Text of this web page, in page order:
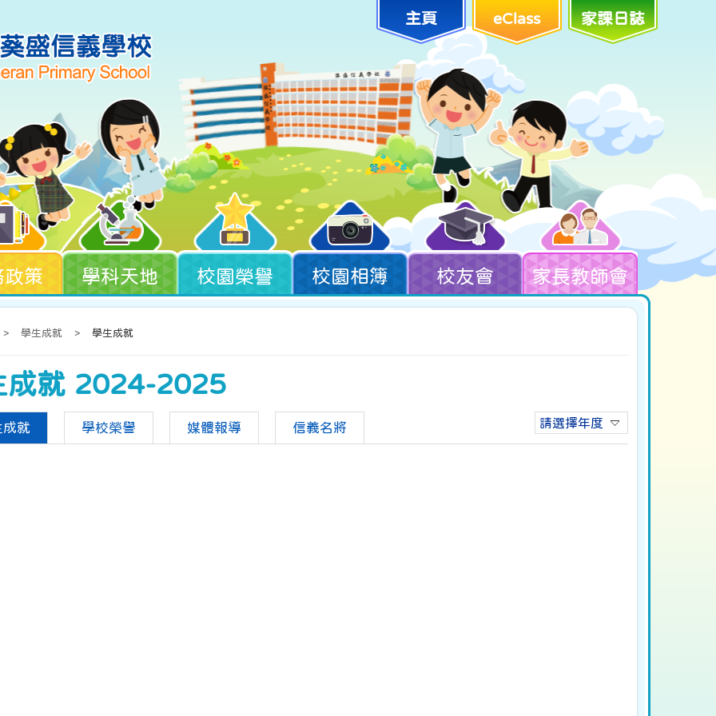
主頁 eClass 家課日誌
政策 學科天地 校園榮譽 校園相簿 校友會 家長教師會
> 學生成就 > 學生成就
成就 2024-2025
請選擇年度
成就 學校榮譽 媒體報導 信義名將